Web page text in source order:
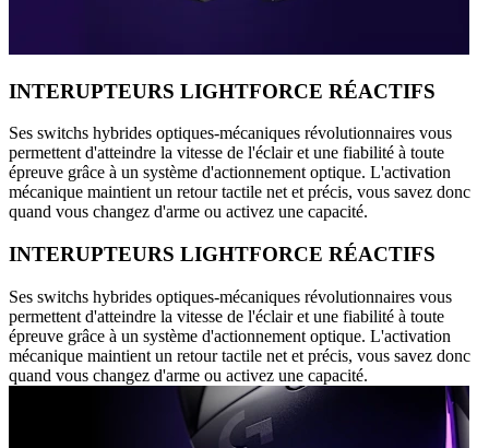
INTERUPTEURS LIGHTFORCE RÉACTIFS
Ses switchs hybrides optiques-mécaniques révolutionnaires vous
permettent d'atteindre la vitesse de l'éclair et une fiabilité à toute
épreuve grâce à un système d'actionnement optique. L'activation
mécanique maintient un retour tactile net et précis, vous savez donc
quand vous changez d'arme ou activez une capacité.
INTERUPTEURS LIGHTFORCE RÉACTIFS
Ses switchs hybrides optiques-mécaniques révolutionnaires vous
permettent d'atteindre la vitesse de l'éclair et une fiabilité à toute
épreuve grâce à un système d'actionnement optique. L'activation
mécanique maintient un retour tactile net et précis, vous savez donc
quand vous changez d'arme ou activez une capacité.